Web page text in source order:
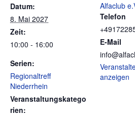
Datum:
8. Mai 2027
Zeit:
10:00 - 16:00
Serien:
Regionaltreff
Niederrhein
Veranstaltungskatego
rien:
Alfaclub
Telefon
E-Mail
anzeigen